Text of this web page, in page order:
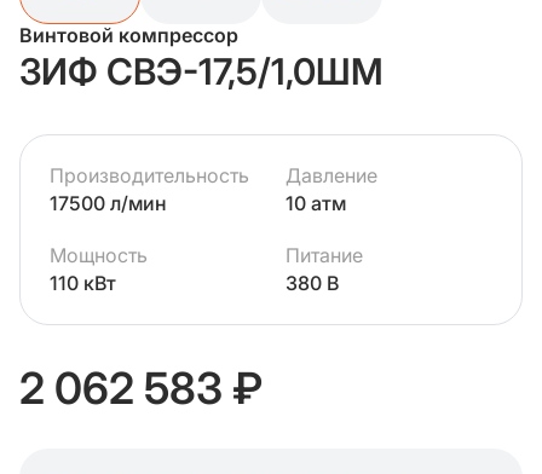
Винтовой компрессор
ЗИФ СВЭ-17,5/1,0ШМ
Производительность
17500 л/мин
Давление
10 атм
Мощность
110 кВт
Питание
380 В
2 062 583 ₽